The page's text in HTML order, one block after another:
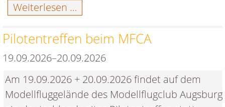
Weiterlesen …
Modellbau-
Flohmarkt
beim
IFM-
Pilotentreffen beim MFCA
19.09.2026–20.09.2026
Am 19.09.2026 + 20.09.2026 findet auf dem
Modellfluggelände des Modellflugclub Augsburg